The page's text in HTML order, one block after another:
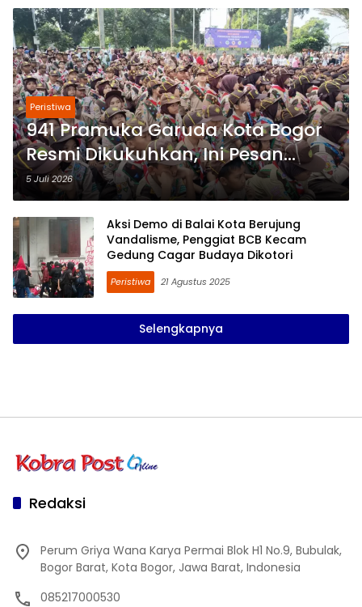
Peristiwa
941 Pramuka Garuda Kota Bogor
Resmi Dikukuhkan, Ini Pesan
Ketua Kwarcab
5 Juli 2026
Aksi Demo di Balai Kota Berujung
Vandalisme, Penggiat BCB Kecam
Gedung Cagar Budaya Dikotori
Peristiwa 21 Agustus 2025
Selengkapnya
Redaksi
Perum Griya Wana Karya Permai Blok H1 No.9, Bubulak,
Bogor Barat, Kota Bogor, Jawa Barat, Indonesia
085217000530